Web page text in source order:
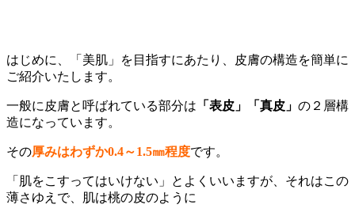
はじめに、「美肌」を目指すにあたり、皮膚の構造を簡単に
ご紹介いたします。
一般に皮膚と呼ばれている部分は 「表皮」「真皮」 の２層構
造になっています。
その厚みはわずか0.4～1.5㎜程度です。
「肌をこすってはいけない」とよくいいますが、それはこの
薄さゆえで、肌は桃の皮のように